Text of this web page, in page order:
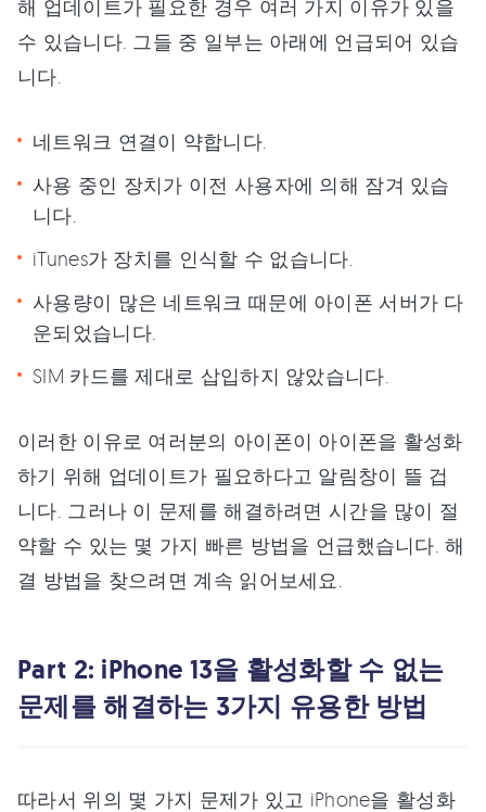
해 업데이트가 필요한 경우 여러 가지 이유가 있을
수 있습니다. 그들 중 일부는 아래에 언급되어 있습
니다.
네트워크 연결이 약합니다.
사용 중인 장치가 이전 사용자에 의해 잠겨 있습
니다.
iTunes가 장치를 인식할 수 없습니다.
사용량이 많은 네트워크 때문에 아이폰 서버가 다
운되었습니다.
SIM 카드를 제대로 삽입하지 않았습니다.
이러한 이유로 여러분의 아이폰이 아이폰을 활성화
하기 위해 업데이트가 필요하다고 알림창이 뜰 겁
니다. 그러나 이 문제를 해결하려면 시간을 많이 절
약할 수 있는 몇 가지 빠른 방법을 언급했습니다. 해
결 방법을 찾으려면 계속 읽어보세요.
Part 2: iPhone 13을 활성화할 수 없는
문제를 해결하는 3가지 유용한 방법
따라서 위의 몇 가지 문제가 있고 iPhone을 활성화